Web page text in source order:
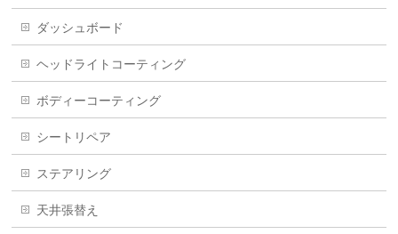
ダッシュボード
ヘッドライトコーティング
ボディーコーティング
シートリペア
ステアリング
天井張替え